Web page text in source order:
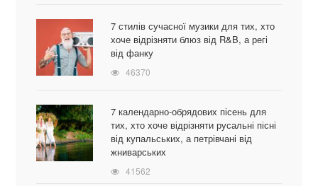
7 стилів сучасної музики для тих, хто
хоче відрізняти блюз від R&B, а регі
від фанку
46370
7 календарно-обрядових пісень для
тих, хто хоче відрізняти русальні пісні
від купальських, а петрівчані від
жниварських
41562